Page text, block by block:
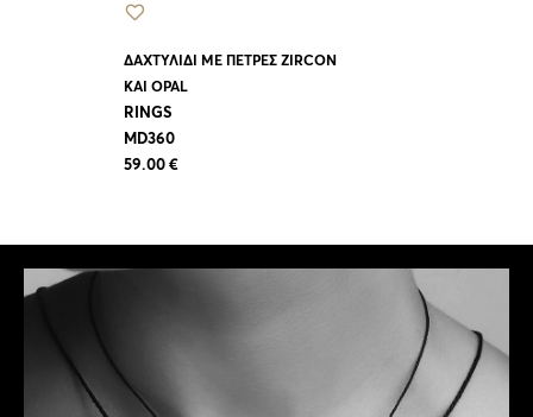
ΔΑΧΤΥΛΙΔΙ ΜΕ ΠΕΤΡΕΣ ZIRCON
KAI OPAL
RINGS
MD360
59.00 €